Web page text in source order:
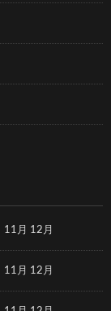
11月 12月
11月 12月